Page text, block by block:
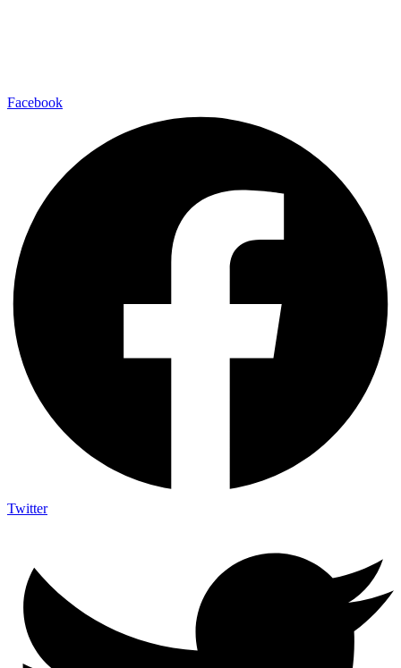
Facebook
Twitter